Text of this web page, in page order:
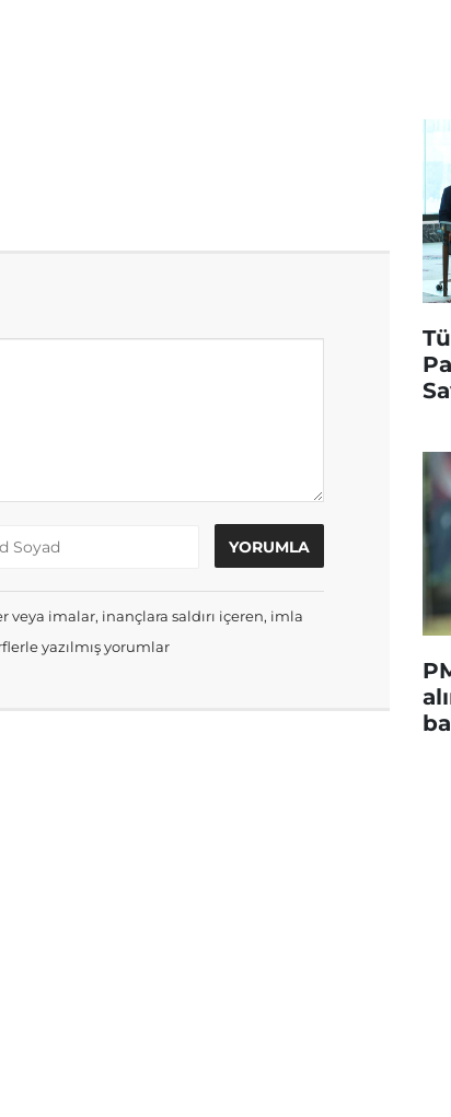
imalar, inançlara saldırı içeren, imla
yazılmış yorumlar